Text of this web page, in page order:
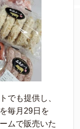
でも提供し、
毎月29日を
ムで販売いた